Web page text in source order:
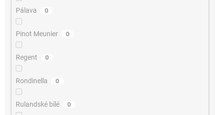
Pálava 0
Pinot Meunier 0
Regent 0
Rondinella 0
Rulandské bílé 0